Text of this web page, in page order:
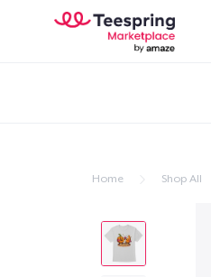
Home Shop All